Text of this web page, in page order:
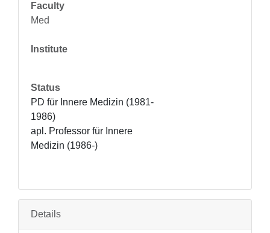
Faculty
Med
Institute
Status
PD für Innere Medizin (1981-
1986)
apl. Professor für Innere
Medizin (1986-)
Details